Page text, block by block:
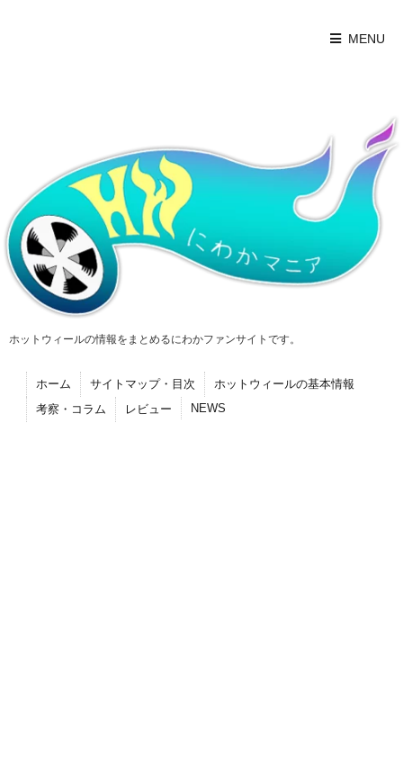
MENU
ホットウィールの情報をまとめるにわかファンサイトです。
ホーム サイトマップ・目次
ホットウィールの基本情報
考察・コラム
レビュー NEWS